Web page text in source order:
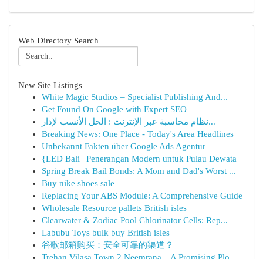
Web Directory Search
New Site Listings
White Magic Studios – Specialist Publishing And...
Get Found On Google with Expert SEO
نظام محاسبة عبر الإنترنت : الحل الأنسب لإدار...
Breaking News: One Place - Today's Area Headlines
Unbekannt Fakten über Google Ads Agentur
{LED Bali | Penerangan Modern untuk Pulau Dewata
Spring Break Bail Bonds: A Mom and Dad's Worst ...
Buy nike shoes sale
Replacing Your ABS Module: A Comprehensive Guide
Wholesale Resource pallets British isles
Clearwater & Zodiac Pool Chlorinator Cells: Rep...
Labubu Toys bulk buy British isles
谷歌邮箱购买：安全可靠的渠道？